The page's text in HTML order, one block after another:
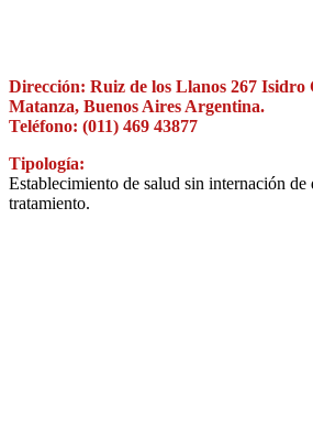
Dirección: Ruiz de los Llanos 267 Isidro
Matanza, Buenos Aires Argentina.
Teléfono: (011) 469 43877
Tipología:
Establecimiento de salud sin internación de
tratamiento.